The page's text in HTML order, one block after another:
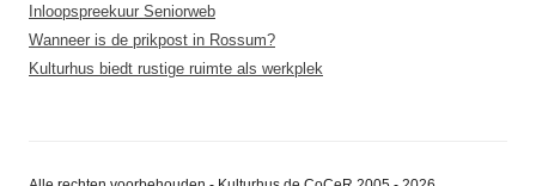
Inloopspreekuur Seniorweb
Wanneer is de prikpost in Rossum?
Kulturhus biedt rustige ruimte als werkplek